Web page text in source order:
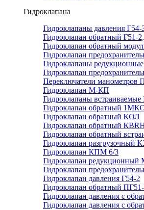
Гидроклапана
Гидроклапаны давления Г54-
Гидроклапан обратный Г51-
Гидроклапан обратный
Гидроклапан
Гидроклапаны
Гидроклапан
Переключатели манометров
Гидроклапан М-КП
Гидроклапаны
Гидроклапан обратный
Гидроклапан обратный КОЛ
Гидроклапан обратный
Гидроклапан обратный
Гидроклапан разгрузочный
Гидроклапан КПМ 6/3
Гидроклапан
Гидроклапан
Гидроклапан давления Г54-2
Гидроклапан обратный
Гидроклапан давления с
Гидроклапан давления с